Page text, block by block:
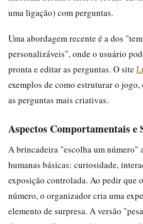
uma ligação) com perguntas.
Uma abordagem recente é a dos
personalizáveis", onde o usuário
pronta e editar as perguntas. O site
exemplos de como estruturar o
as perguntas mais criativas.
Aspectos Comportamentais e
A brincadeira "escolha um número"
humanas básicas: curiosidade,
exposição controlada. Ao pedir que
número, o organizador cria uma
elemento de surpresa. A versão